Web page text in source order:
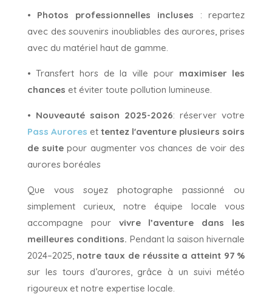
• Photos professionnelles incluses : repartez
avec des souvenirs inoubliables des aurores, prises
avec du matériel haut de gamme.
• Transfert hors de la ville pour maximiser les
chances et éviter toute pollution lumineuse.
• Nouveauté saison 2025-2026: réserver votre
Pass Aurores ettentez l'aventure plusieurs soirs
de suite pour augmenter vos chances de voir des
aurores boréales
Que vous soyez photographe passionné ou
simplement curieux, notre équipe locale vous
accompagne pour vivre l’aventure dans les
meilleures conditions. Pendant la saison hivernale
2024–2025, notre taux de réussite a atteint 97 %
sur les tours d’aurores, grâce à un suivi météo
rigoureux et notre expertise locale.